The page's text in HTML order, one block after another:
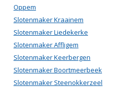
Oppem
Slotenmaker Kraainem
Slotenmaker Liedekerke
Slotenmaker Affligem
Slotenmaker Keerbergen
Slotenmaker Boortmeerbeek
Slotenmaker Steenokkerzeel